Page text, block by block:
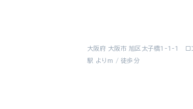
大阪府 大阪市 旭区太子橋1-1-1
駅 よりm / 徒歩分